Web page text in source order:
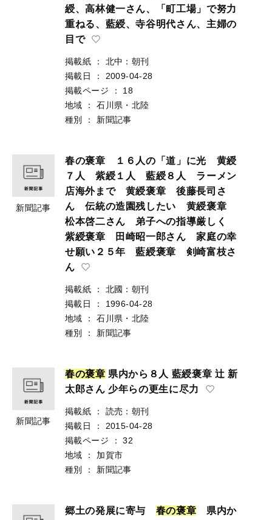
綬、高林健一さん、「町工場」で努力
重ねる、藍綬、寺谷明代さん、主婦の
目で
掲載紙 ：
北中：朝刊
掲載日
：
2009-04-28
掲載ページ
：
18
地域
：
石川県・北陸
種別
： 新聞記事
新聞記事
春の褒章 １６人の「道」に光 黄綬
７人 紫綬１人 藍綬８人 ラーメン
店海外まで 黄綬褒章 後藤長司さ
ん 伝統の造園残したい 黄綬褒章
松本啓二さん 弟子への指導厳しく
紫綬褒章 田崎昭一郎さん 家庭の幸
せ願い２５年 藍綬褒章 剣崎富枝さ
ん
掲載紙 ：
北國：朝刊
掲載日
：
1996-04-28
地域
：
石川県・北陸
種別
： 新聞記事
新聞記事
春の褒章 県内から８人 藍綬褒章 辻 新
太郎さん 少年らの更生に尽力
掲載紙 ：
読売：朝刊
掲載日
：
2015-04-28
掲載ページ
：
32
地域
：
加賀市
種別
： 新聞記事
郷土の発展に寄与 春の褒章 県内か